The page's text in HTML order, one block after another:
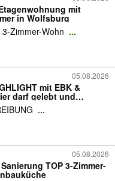
mit
in Wolfsburg
Zimmer-Wohn ...
05.08.2026
mit EBK &
...
05.08.2026
TOP 3-Zimmer-